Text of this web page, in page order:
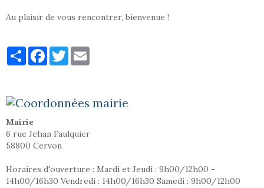
Au plaisir de vous rencontrer, bienvenue !
PartagerFacebook
Twitter
Mairie
6 rue Jehan Faulquier
58800 Cervon
Horaires d'ouverture : Mardi et Jeudi : 9h00/12h00 -
14h00/16h30 Vendredi : 14h00/16h30 Samedi : 9h00/12h00